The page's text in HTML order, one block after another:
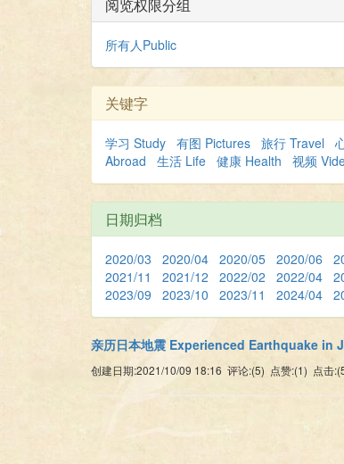
阅览权限分组
所有人Public
关键字
学习 Study 有图 Pictures 旅行 Travel
Abroad 生活 Life 健康 Health 视频
日期归档
2020/03 2020/04 2020/05 2020/06
2021/11 2021/12 2022/02 2022/04
2023/09 2023/10 2023/11 2024/04
亲历日本地震 Experienced Earthquake in
创建日期:2021/10/09 18:16 评论:(5) 点赞:(1) 点击